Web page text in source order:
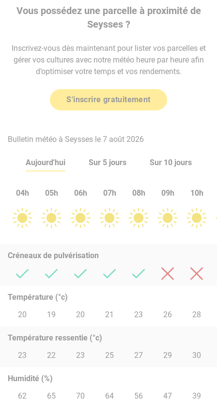
Vous possédez une parcelle à proximité de
Seysses ?
Inscrivez-vous dès maintenant pour lister vos parcelles et
gérer vos cultures avec notre météo heure par heure afin
d’optimiser votre temps et vos rendements.
S'inscrire gratuitement
Bulletin météo à Seysses le 7 août 2026
Aujourd'hui Sur 5 jours Sur 10 jours
04h 05h 06h 07h 08h 09h 10h
Créneaux de pulvérisation
Température (°c)
20
19 20 21 23 26 28
Température ressentie (°c)
23
22 23 25 27 29 30
Humidité (%)
62
65 70 64 56 47 39